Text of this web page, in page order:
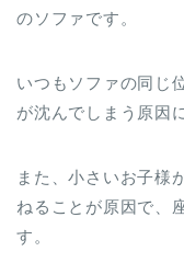
のソファです。
いつもソファの同じ
が沈んでしまう原因
また、小さいお子様
ねることが原因で、
す。